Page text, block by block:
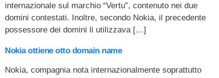
internazionale sul marchio “Vertu”, contenuto nei due
domini contestati. Inoltre, secondo Nokia, il precedente
possessore dei domini li utilizzava […]
Nokia ottiene otto domain name
Nokia, compagnia nota internazionalmente soprattutto